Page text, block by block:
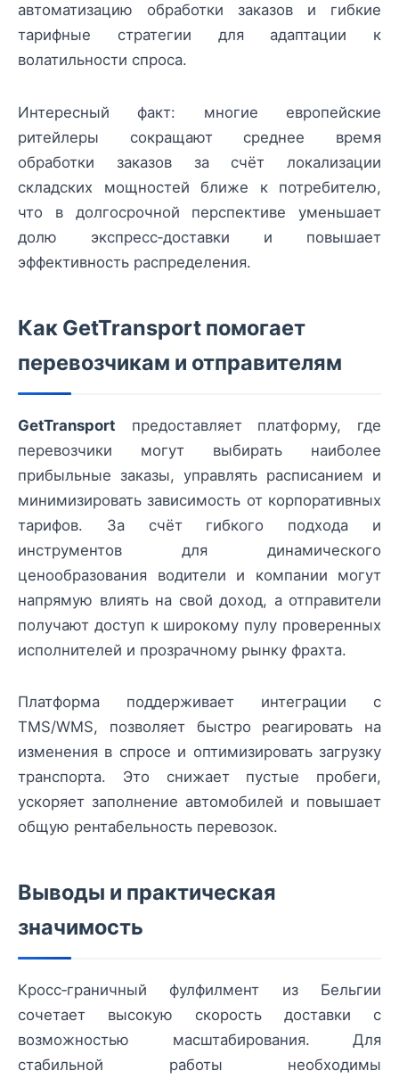
автоматизацию обработки заказов и гибкие
тарифные стратегии для адаптации к
волатильности спроса.
Интересный факт: многие европейские
ритейлеры сокращают среднее время
обработки заказов за счёт локализации
складских мощностей ближе к потребителю,
что в долгосрочной перспективе уменьшает
долю экспресс‑доставки и повышает
эффективность распределения.
Как GetTransport помогает
перевозчикам и отправителям
GetTransport предоставляет платформу, где
перевозчики могут выбирать наиболее
прибыльные заказы, управлять расписанием и
минимизировать зависимость от корпоративных
тарифов. За счёт гибкого подхода и
инструментов для динамического
ценообразования водители и компании могут
напрямую влиять на свой доход, а отправители
получают доступ к широкому пулу проверенных
исполнителей и прозрачному рынку фрахта.
Платформа поддерживает интеграции с
TMS/WMS, позволяет быстро реагировать на
изменения в спросе и оптимизировать загрузку
транспорта. Это снижает пустые пробеги,
ускоряет заполнение автомобилей и повышает
общую рентабельность перевозок.
Выводы и практическая
значимость
Кросс‑граничный фулфилмент из Бельгии
сочетает высокую скорость доставки с
возможностью масштабирования. Для
стабильной работы необходимы